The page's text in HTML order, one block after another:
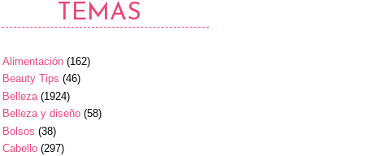
TEMAS
Alimentación (162)
Beauty Tips (46)
Belleza (1924)
Belleza y diseño (58)
Bolsos (38)
Cabello (297)